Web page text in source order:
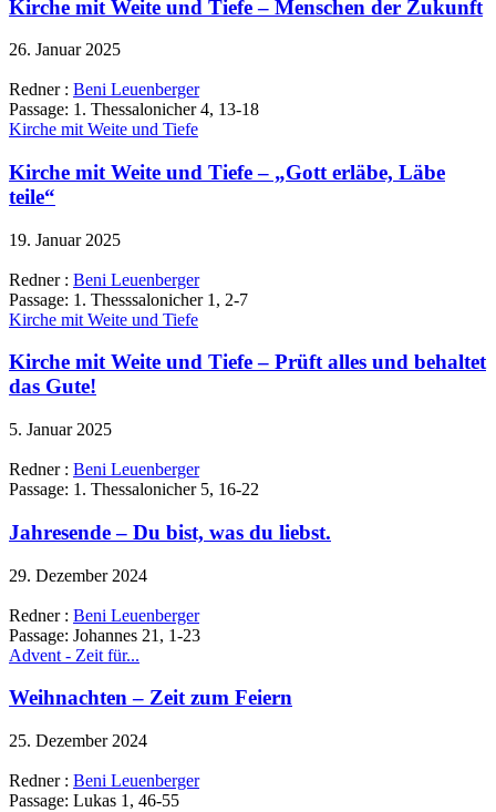
Kirche mit Weite und Tiefe – Menschen der Zukunft
26. Januar 2025
Redner : Beni Leuenberger
Passage: 1. Thessalonicher 4, 13-18
Kirche mit Weite und Tiefe
Kirche mit Weite und Tiefe – „Gott erläbe, Läbe
teile“
19. Januar 2025
Redner : Beni Leuenberger
Passage: 1. Thesssalonicher 1, 2-7
Kirche mit Weite und Tiefe
Kirche mit Weite und Tiefe – Prüft alles und behaltet
das Gute!
5. Januar 2025
Redner : Beni Leuenberger
Passage: 1. Thessalonicher 5, 16-22
Jahresende – Du bist, was du liebst.
29. Dezember 2024
Redner : Beni Leuenberger
Passage: Johannes 21, 1-23
Advent - Zeit für...
Weihnachten – Zeit zum Feiern
25. Dezember 2024
Redner : Beni Leuenberger
Passage: Lukas 1, 46-55